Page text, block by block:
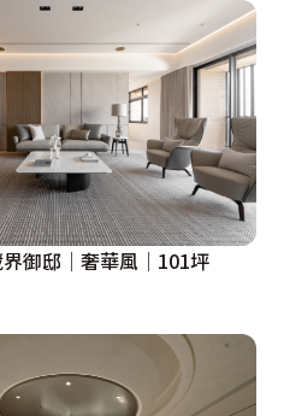
御邸│奢華風│101坪